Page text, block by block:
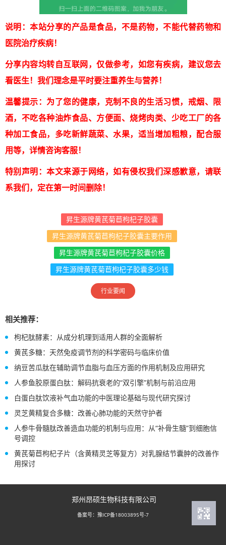
说明：本站分享的产品是食品，不是药物，不能代替药物和
医院治疗疾病！
分享内容均转自互联网，仅做参考，如您有疾病，建议您去
看医生！我们理念是平时要注重养生与营养！
温馨提示：为了您的健康，克制不良的生活习惯，戒烟、限
酒，不吃各种油炸食品、方便面、烧烤肉类、少吃工厂的各
种加工食品，多吃新鲜蔬菜、水果，适当增加粗粮，配合服
用等，详情咨询客服！
特别声明：本文来源于网络，如有侵权我们深感歉意，请联
系我们，定在第一时间删除！
昇生源牌黄芪菊苣枸杞子胶囊
昇生源牌黄芪菊苣枸杞子胶囊主要作用
昇生源牌黄芪菊苣枸杞子胶囊价格
昇生源牌黄芪菊苣枸杞子胶囊多少钱
行业要闻
相关推荐：
枸杞肽酵素：从成分机理到适用人群的全面解析
黄芪多糖：天然免疫调节剂的科学密码与临床价值
纳豆苦瓜肽在辅助调节血脂与血压方面的作用机制及应用研究
人参鱼胶原蛋白肽：解码抗衰老的“双引擎”机制与前沿应用
白蛋白肽饮液补气血功能的中医理论基础与现代研究探讨
灵芝黄精复合多糖：改善心肺功能的天然守护者
人参牛骨髓肽改善造血功能的机制与应用：从“补骨生髓”到细胞信
号调控
黄芪菊苣枸杞子片（含黄精灵芝等复方）对乳腺结节囊肿的改善作
用探讨
郑州昂硕生物科技有限公司
备案号： 豫ICP备18003895号-7